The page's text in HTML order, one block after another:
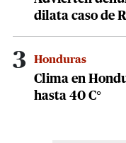
dilata caso de
3 Honduras
Clima en
hasta 40 C°